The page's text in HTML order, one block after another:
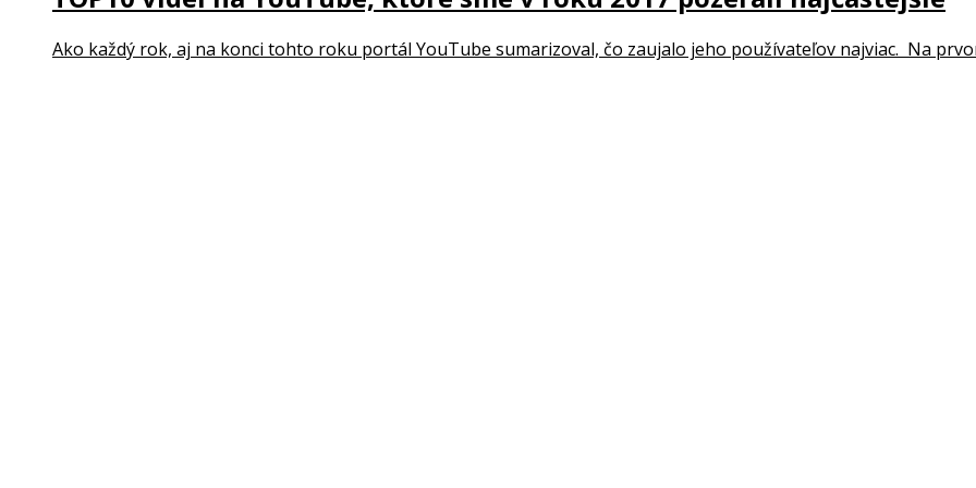
Ako každý rok, aj na konci tohto roku portál YouTube sumarizoval, čo zaujalo jeho používateľov najviac. Na